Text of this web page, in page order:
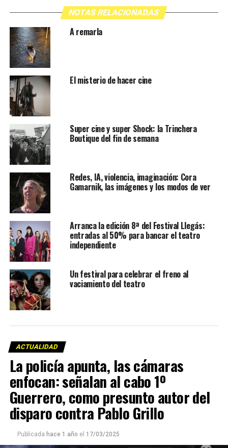
NOTAS RELACIONADAS
A remarla
El misterio de hacer cine
Super cine y super Shock: la Trinchera
Boutique del fin de semana
Redes, IA, violencia, imaginación: Cora
Gamarnik, las imágenes y los modos de ver
Arranca la edición 8ª del Festival Llegás:
entradas al 50% para bancar el teatro
independiente
Un festival para celebrar el freno al
vaciamiento del teatro
ACTUALIDAD
La policía apunta, las cámaras
enfocan: señalan al cabo 1º
Guerrero, como presunto autor del
disparo contra Pablo Grillo
Publicada hace 1 año el 17/03/2025